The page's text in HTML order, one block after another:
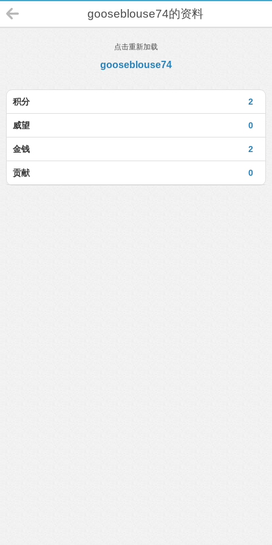
gooseblouse74的资料
点击重新加载
gooseblouse74
2
积分
0
威望
2
金钱
0
贡献